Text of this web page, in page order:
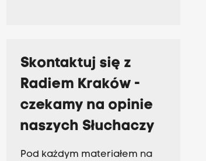
Skontaktuj się z
Radiem Kraków -
czekamy na opinie
naszych Słuchaczy
Pod każdym materiałem na